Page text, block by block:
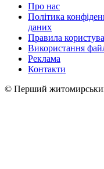
Про нас
Політика
даних
Правила
Використання
Реклама
Контакти
© Перший